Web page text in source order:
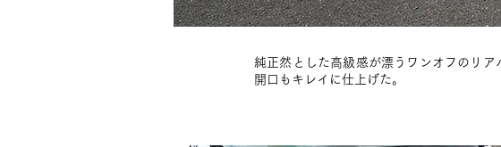
純正然とした高級感が漂うワンオフのリ
開口もキレイに仕上げた。